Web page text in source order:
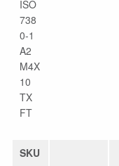
ISO
738
0-1
A2
M4X
10
TX
FT
SKU